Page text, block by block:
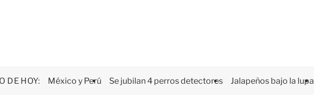
DE HOY: México y Perú Se jubilan 4 perros detectores Jalapeños bajo la lupa